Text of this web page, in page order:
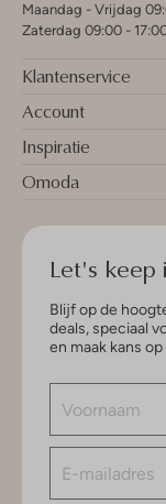
Maandag - Vrijdag
Zaterdag 09:00 -
Klantenservice
Account
Inspiratie
Omoda
Let's keep
Blijf op de
deals, speciaal
en maak kans